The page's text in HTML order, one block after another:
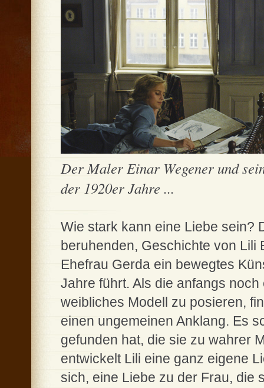
Der Maler Einar Wegener und
der 1920er Jahre ...
Wie stark kann eine Liebe sein?
beruhenden, Geschichte von Lili
Ehefrau Gerda ein bewegtes
Jahre führt. Als die anfangs
weibliches Modell zu posieren,
einen ungemeinen Anklang. Es
gefunden hat, die sie zu wahrer
entwickelt Lili eine ganz eigene
sich, eine Liebe zu der Frau, die